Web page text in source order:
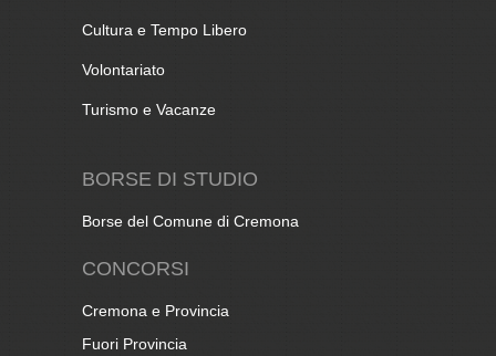
Cultura e Tempo Libero
Volontariato
Turismo e Vacanze
BORSE DI STUDIO
Borse del Comune di Cremona
CONCORSI
Cremona e Provincia
Fuori Provincia